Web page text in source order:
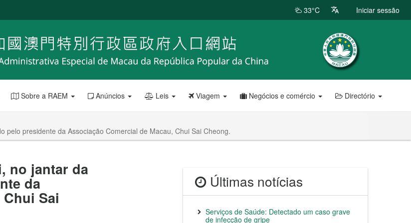
33°C Iniciar sessão
Sobre a RAEM Anúncios Leis Viagem Negócios e comércio Directório
presidente da Associação Comercial de Macau, Chui Sai Cheong.
no jantar da
da
Sai
Últimas notícias
Serviços de Saúde: Detectado um caso grave
de infecção de gripe